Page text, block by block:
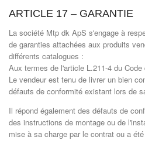
ARTICLE 17 – GARANTIE
La société Mtp dk ApS s'engage à
de garanties attachées aux produits
différents catalogues :
Aux termes de l'article L.211-4 du
Le vendeur est tenu de livrer un bien
défauts de conformité existant lors de
Il répond également des défauts de
des instructions de montage ou de
mise à sa charge par le contrat ou a